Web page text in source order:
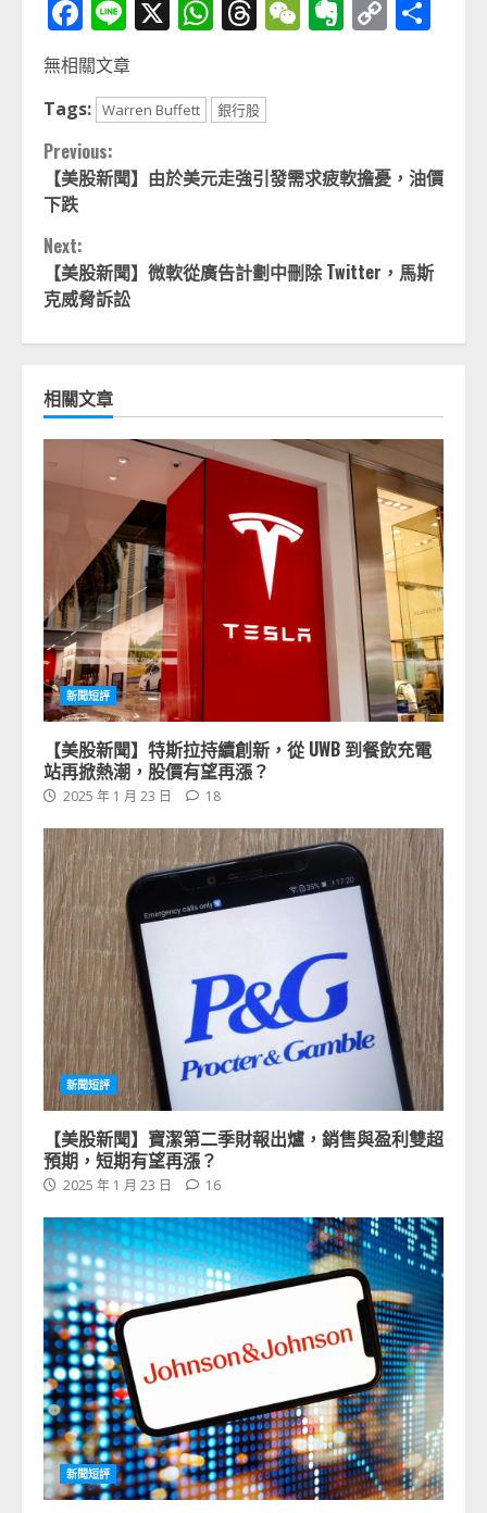
Facebook
Line
X WhatsApp
Threads
WeChat
Evernote
Copy
無相關文章
Tags: Warren Buffett 銀行股
Continue
Reading
Previous:
【美股新聞】由於美元走強引發需求疲軟擔憂，油價
下跌
Next:
【美股新聞】微軟從廣告計劃中刪除 Twitter，馬斯
克威脅訴訟
相關文章
新聞短評
【美股新聞】特斯拉持續創新，從 UWB 到餐飲充電
站再掀熱潮，股價有望再漲？
2025 年 1 月 23 日 18
新聞短評
【美股新聞】寶潔第二季財報出爐，銷售與盈利雙超
預期，短期有望再漲？
2025 年 1 月 23 日 16
新聞短評